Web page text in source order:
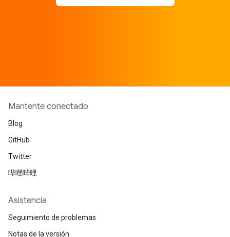
Mantente conectado
Blog
GitHub
Twitter
哔哩哔哩
Asistencia
Seguimiento de problemas
Notas de la versión